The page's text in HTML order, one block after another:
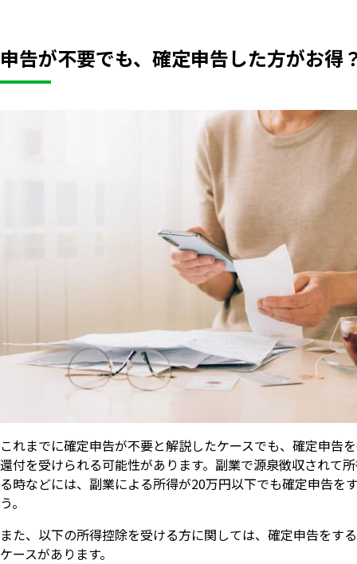
申告が不要でも、確定申告した方がお得
これまでに確定申告が不要と解説したケースでも、確定申告
還付を受けられる可能性があります。副業で源泉徴収されて
る時などには、副業による所得が20万円以下でも確定申告を
う。
また、以下の所得控除を受ける方に関しては、確定申告をす
ケースがあります。